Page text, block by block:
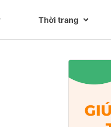
Thời trang